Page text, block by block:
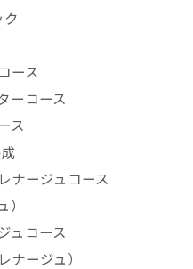
ース
ーコース
ス
ナージュコース
ュコース
ナージュ）